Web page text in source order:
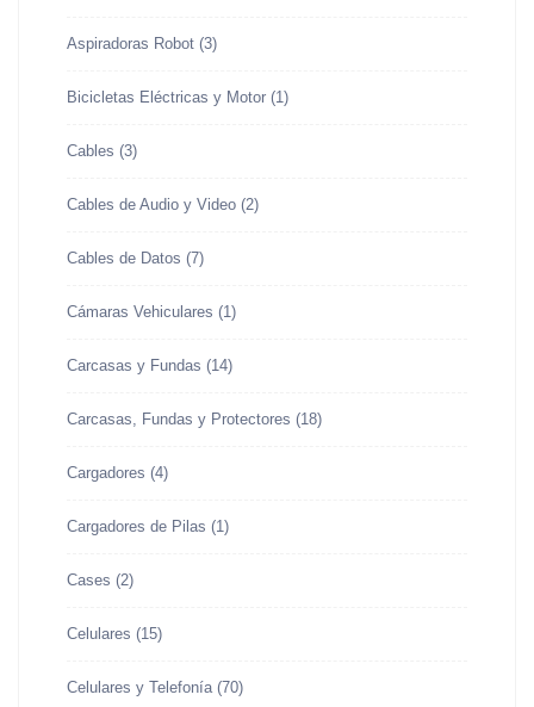
Aspiradoras Robot (3)
Bicicletas Eléctricas y Motor (1)
Cables (3)
Cables de Audio y Video (2)
Cables de Datos (7)
Cámaras Vehiculares (1)
Carcasas y Fundas (14)
Carcasas, Fundas y Protectores (18)
Cargadores (4)
Cargadores de Pilas (1)
Cases (2)
Celulares (15)
Celulares y Telefonía (70)